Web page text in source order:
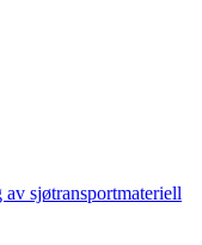
sjøtransportmateriell